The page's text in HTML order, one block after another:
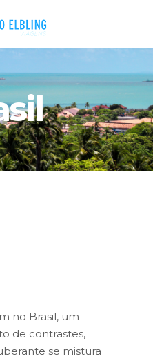
no Brasil, um
de contrastes,
se mistura